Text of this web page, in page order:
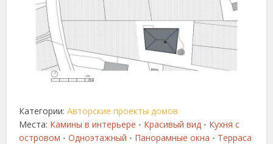
Категории:Авторские проекты домов
Места: Камины в интерьере • Красивый вид • Кухня с
островом • Одноэтажный • Панорамные окна • Терраса